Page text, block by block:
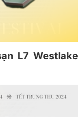
L7 Westlake